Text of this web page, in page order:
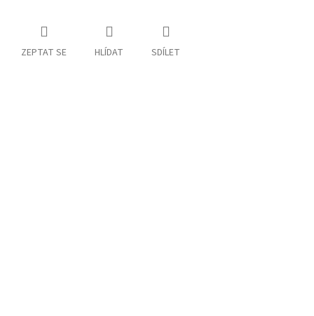
ZEPTAT SE HLÍDAT SDÍLET